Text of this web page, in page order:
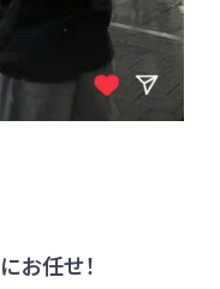
お任せ！